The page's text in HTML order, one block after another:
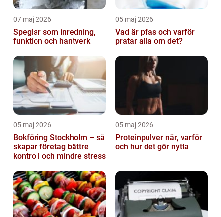
07 maj 2026
Speglar som inredning,
funktion och hantverk
05 maj 2026
Vad är pfas och varför
pratar alla om det?
05 maj 2026
Bokföring Stockholm – så
skapar företag bättre
kontroll och mindre stress
05 maj 2026
Proteinpulver när, varför
och hur det gör nytta